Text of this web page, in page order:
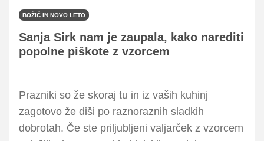
BOŽIČ IN NOVO LETO
Sanja Sirk nam je zaupala, kako narediti
popolne piškote z vzorcem
Prazniki so že skoraj tu in iz vaših kuhinj
zagotovo že diši po raznoraznih sladkih
dobrotah. Če ste priljubljeni valjarček z vzorcem